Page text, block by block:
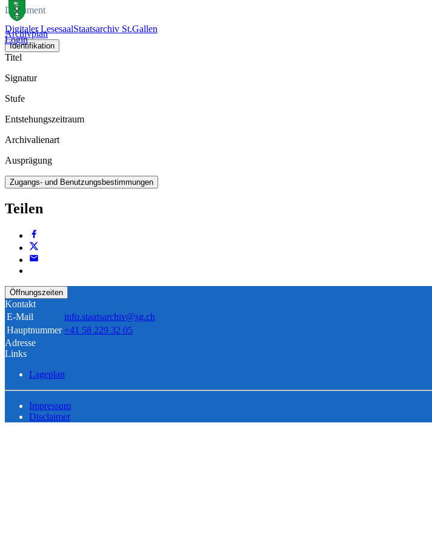
Digitaler LesesaalStaatsarchiv St.Gallen
Login
Dokument
Archivplan
Identifikation
Titel
Signatur
Stufe
Entstehungszeitraum
Archivalienart
Ausprägung
Zugangs- und Benutzungsbestimmungen
Teilen
Öffnungszeiten
Kontakt
E-Mail
info.staatsarchiv@sg.ch
Hauptnummer +41 58 229 32 05
Adresse
Links
Lageplan
Impressum
Disclaimer